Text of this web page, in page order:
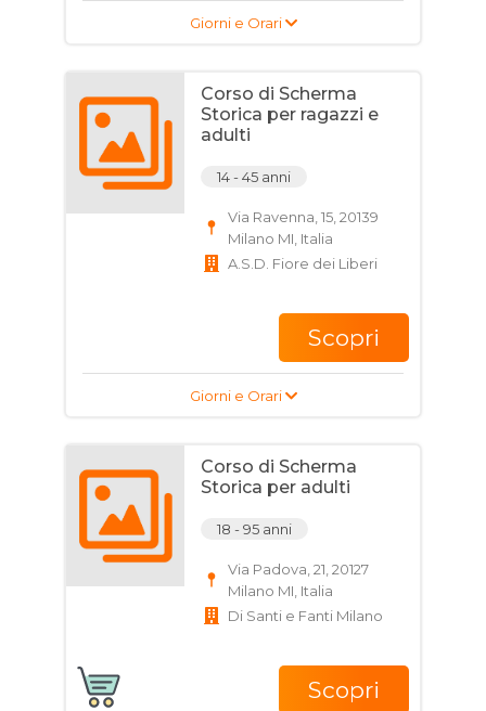
Giorni e Orari
Corso di Scherma
Storica per ragazzi e
adulti
14 - 45 anni
Via Ravenna, 15, 20139
Milano MI, Italia
A.S.D. Fiore dei Liberi
Scopri
Giorni e Orari
Corso di Scherma
Storica per adulti
18 - 95 anni
Via Padova, 21, 20127
Milano MI, Italia
Di Santi e Fanti Milano
Scopri